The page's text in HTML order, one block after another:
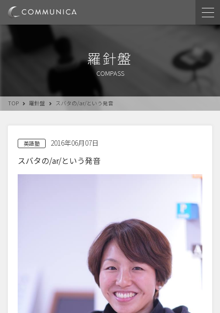
羅針盤
COMPASS
TOP 羅針盤 スバタの/ar/という発音
英語塾 2016年06月07日
スバタの/ar/という発音